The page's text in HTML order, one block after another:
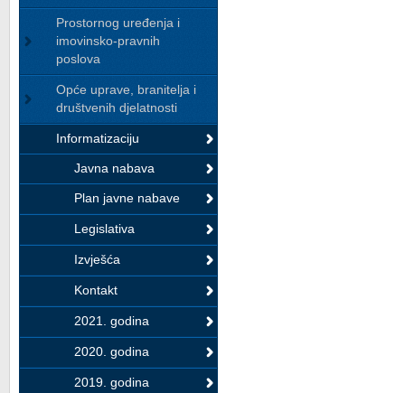
Prostornog uređenja i
imovinsko-pravnih
poslova
Opće uprave, branitelja i
društvenih djelatnosti
Informatizaciju
Javna nabava
Plan javne nabave
Legislativa
Izvješća
Kontakt
2021. godina
2020. godina
2019. godina